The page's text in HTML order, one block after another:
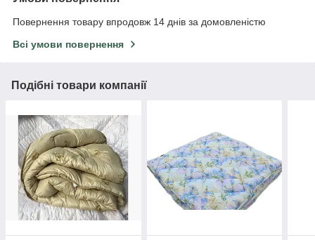
Повернення товару впродовж 14 днів за домовленістю
Всі умови повернення
Подібні товари компанії